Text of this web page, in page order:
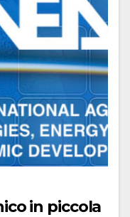
in piccola